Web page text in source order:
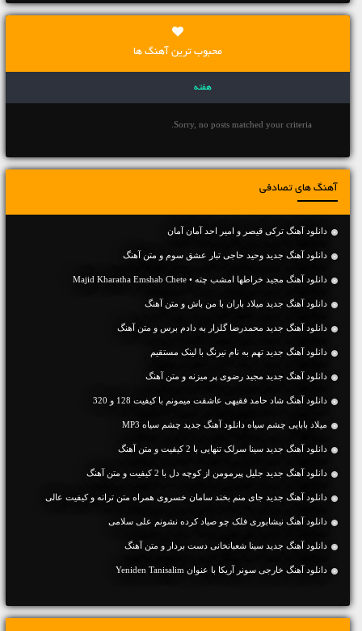
محبوب ترین آهنگ ها
هفته
Sorry, no posts matched your criteria.
آهنگ های تصادفی
دانلود آهنگ ترکی قیصر و امیر احد آمان آمان
دانلود آهنگ جديد وحید حاجی تبار عشق سوم و متن آهنگ
دانلود آهنگ مجید خراطها امشب چته • Majid Kharatha Emshab Chete
دانلود آهنگ جديد میلاد باران با من باش و متن آهنگ
دانلود آهنگ جديد محمدرضا گلزار به دادم برس و متن آهنگ
دانلود آهنگ جديد تهم به نام نیرنگ با لینک مستقیم
دانلود آهنگ جديد مجید رضوی پر میزنه و متن آهنگ
دانلود آهنگ شاد حامد فقیهی عاشقت میمونم با کیفیت 128 و 320
میلاد بابایی چشم سیاه دانلود آهنگ جدید چشم سیاه MP3
دانلود آهنگ جديد سینا سرلک تنهایی با 2 کیفیت و متن آهنگ
دانلود آهنگ جديد جلیل پیرمومن از كوچه دل با 2 کیفیت و متن آهنگ
دانلود آهنگ جديد جای منم بخند سامان خسروی همراه متن ترانه و کیفیت عالی
دانلود آهنگ نیشابوری فلک چو صیاد کرده نشونم علی سلامی
دانلود آهنگ جديد سینا شعبانخانی دست بردار و متن آهنگ
دانلود آهنگ خارجی سونر آریکا با عنوان Yeniden Tanisalim